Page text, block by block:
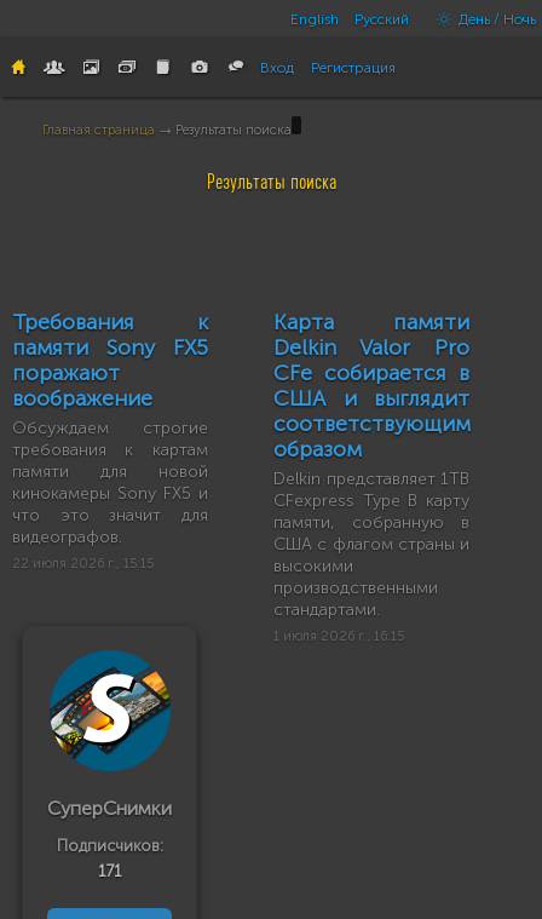
English Русский День / Ночь
Вход Регистрация
Главная страница → Результаты поиска
Результаты поиска
Требования к
памяти Sony FX5
поражают
воображение
Обсуждаем строгие
требования к картам
памяти для новой
кинокамеры Sony FX5 и
что это значит для
видеографов.
22 июля 2026 г., 15:15
СуперСнимки
Подписчиков:
171
Карта памяти
Delkin Valor Pro
CFe собирается в
США и выглядит
соответствующим
образом
Delkin представляет 1TB
CFexpress Type B карту
памяти, собранную в
США с флагом страны и
высокими
производственными
стандартами.
1 июля 2026 г., 16:15